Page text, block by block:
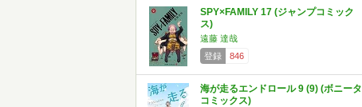
SPY×FAMILY 17 (ジャンプコミック
ス)
遠藤 達哉
登録
846
海が走るエンドロール 9 (9) (ボニータ
コミックス)